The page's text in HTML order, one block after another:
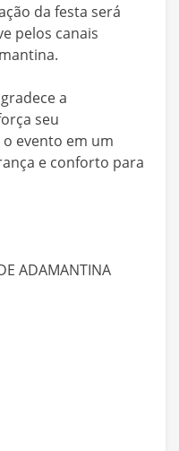
da festa será
pelos canais
a
seu
evento em um
e conforto para
ADAMANTINA